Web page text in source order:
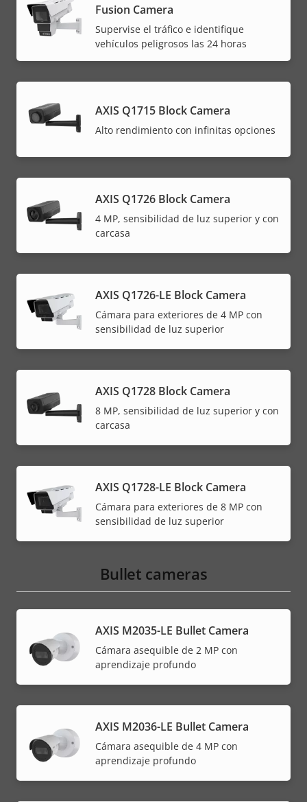
Fusion Camera
Supervise el tráfico e identifique
vehículos peligrosos las 24 horas
AXIS Q1715 Block Camera
Alto rendimiento con infinitas opciones
AXIS Q1726 Block Camera
4 MP, sensibilidad de luz superior y con
carcasa
AXIS Q1726-LE Block Camera
Cámara para exteriores de 4 MP con
sensibilidad de luz superior
AXIS Q1728 Block Camera
8 MP, sensibilidad de luz superior y con
carcasa
AXIS Q1728-LE Block Camera
Cámara para exteriores de 8 MP con
sensibilidad de luz superior
Bullet cameras
AXIS M2035-LE Bullet Camera
Cámara asequible de 2 MP con
aprendizaje profundo
AXIS M2036-LE Bullet Camera
Cámara asequible de 4 MP con
aprendizaje profundo